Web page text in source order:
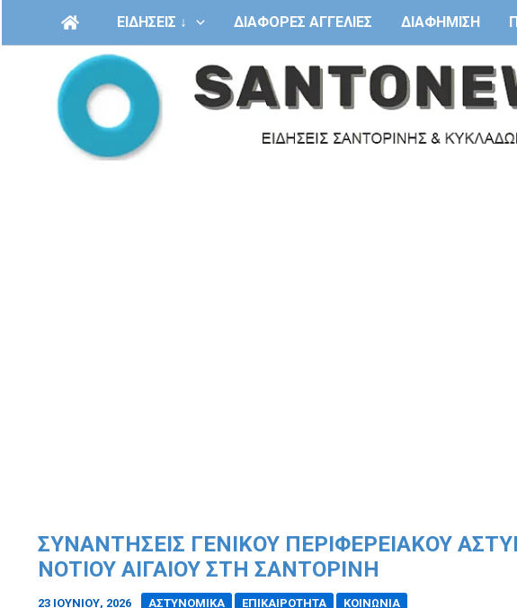
ΕΙΔΗΣΕΙΣ ↓ ΔΙΑΦΟΡΕΣ ΑΓΓΕΛΙΕΣ ΔΙΑΦΗΜΙΣΗ
ΣΥΝΑΝΤΉΣΕΙΣ ΓΕΝΙΚΟΎ ΠΕΡΙΦΕΡΕΙΑΚΟΎ
ΝΟΤΊΟΥ ΑΙΓΑΊΟΥ ΣΤΗ ΣΑΝΤΟΡΊΝΗ
23 ΙΟΥΝΊΟΥ, 2026 ΑΣΤΥΝΟΜΙΚΑ ΕΠΙΚΑΙΡΟΤΗΤΑ ΚΟΙΝΩΝΙΑ